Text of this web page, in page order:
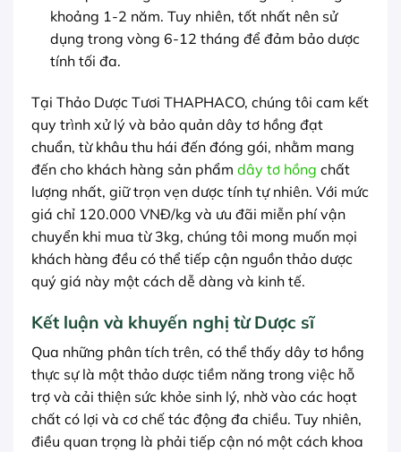
khoảng 1-2 năm. Tuy nhiên, tốt nhất nên sử
dụng trong vòng 6-12 tháng để đảm bảo dược
tính tối đa.
Tại Thảo Dược Tươi THAPHACO, chúng tôi cam kết
quy trình xử lý và bảo quản dây tơ hồng đạt
chuẩn, từ khâu thu hái đến đóng gói, nhằm mang
đến cho khách hàng sản phẩm dây tơ hồng chất
lượng nhất, giữ trọn vẹn dược tính tự nhiên. Với mức
giá chỉ 120.000 VNĐ/kg và ưu đãi miễn phí vận
chuyển khi mua từ 3kg, chúng tôi mong muốn mọi
khách hàng đều có thể tiếp cận nguồn thảo dược
quý giá này một cách dễ dàng và kinh tế.
Kết luận và khuyến nghị từ Dược sĩ
Qua những phân tích trên, có thể thấy dây tơ hồng
thực sự là một thảo dược tiềm năng trong việc hỗ
trợ và cải thiện sức khỏe sinh lý, nhờ vào các hoạt
chất có lợi và cơ chế tác động đa chiều. Tuy nhiên,
điều quan trọng là phải tiếp cận nó một cách khoa